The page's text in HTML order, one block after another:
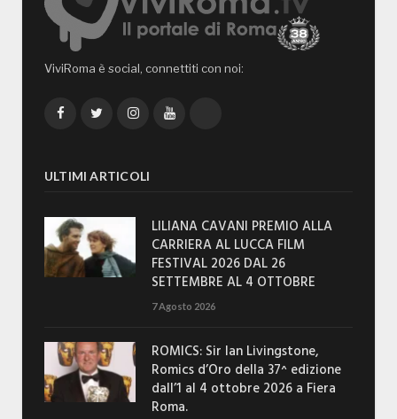
ViviRoma è social, connettiti con noi:
FacebookTwitterInstagramYouTube
ULTIMI ARTICOLI
LILIANA CAVANI PREMIO ALLA
CARRIERA AL LUCCA FILM
FESTIVAL 2026 DAL 26
SETTEMBRE AL 4 OTTOBRE
7 Agosto 2026
ROMICS: Sir Ian Livingstone,
Romics d’Oro della 37^ edizione
dall’1 al 4 ottobre 2026 a Fiera
Roma.